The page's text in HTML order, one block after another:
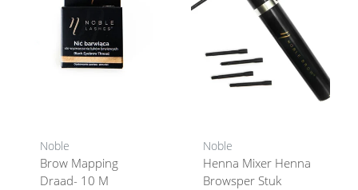
Noble
Brow Mapping
Draad- 10 M
Noble
Henna Mixer Henna
Browsper Stuk